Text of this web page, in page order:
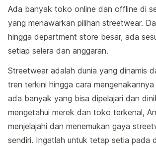
Ada banyak toko online dan offline di
yang menawarkan pilihan streetwear.
hingga department store besar, ada
setiap selera dan anggaran.
Streetwear adalah dunia yang dinamis
tren terkini hingga cara
ada banyak yang bisa dipelajari dan
mengetahui merek dan toko terkenal,
menjelajahi dan menemukan gaya
sendiri. Ingatlah untuk tetap setia pada